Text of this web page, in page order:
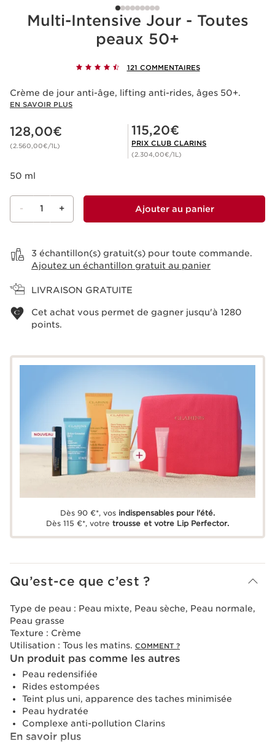
Multi-Intensive Jour - Toutes
peaux 50+
121 COMMENTAIRES
Crème de jour anti-âge, lifting anti-rides, âges 50+.
EN SAVOIR PLUS
Nouveau prix 128,00€
128,00€
(2.560,00€/1L)
Prix Club Clarins 115,20€
115,20€
PRIX CLUB CLARINS
(2.304,00€/1L)
50 ml
- 1 + Ajouter au panier
3 échantillon(s) gratuit(s) pour toute commande.
Ajoutez un échantillon gratuit au panier
LIVRAISON GRATUITE
Cet achat vous permet de gagner jusqu'à 1280
points.
Dès 90 €*, vos indispensables pour l'été.
Dès 115 €*, votre trousse et votre Lip Perfector.
Qu’est-ce que c’est ?
Type de peau : Peau mixte, Peau sèche, Peau normale,
Peau grasse
Texture : Crème
Utilisation : Tous les matins. COMMENT ?
Un produit pas comme les autres
Peau redensifiée
Rides estompées
Teint plus uni, apparence des taches minimisée
Peau hydratée
Complexe anti-pollution Clarins
En savoir plus